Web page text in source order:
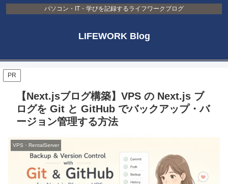
パソコン・IT・学びを記録するライフワークブログ
LIFEWORK Blog
PR
【Next.jsブログ構築】VPS の Next.js ブ
ログを Git と GitHub でバックアップ・バ
ージョン管理する方法
VPS・RentalServer